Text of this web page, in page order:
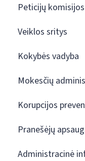
Peticijų
Veiklos sritys
Kokybės vadyba
Mokesčių
Korupcijos
Pranešėjų
Administracinė